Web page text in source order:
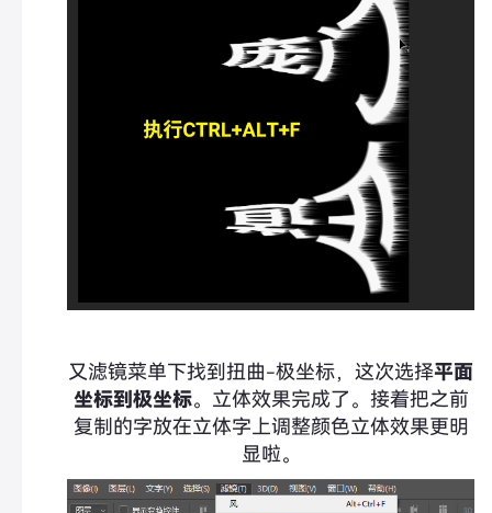
又滤镜菜单下找到扭曲-极坐标，这次选择平面
坐标到极坐标。立体效果完成了。接着把之前
复制的字放在立体字上调整颜色立体效果更明
显啦。